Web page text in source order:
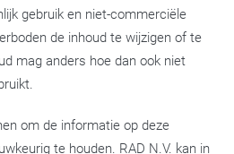
gebruik en niet-commerciële
de inhoud te wijzigen of te
mag anders hoe dan ook niet
om de informatie op deze
te houden. RAD N.V. kan in